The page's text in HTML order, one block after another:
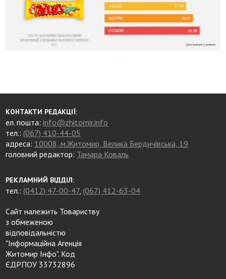
КОНТАКТИ РЕДАКЦІЇ:
ел. пошта:info@zhitomir.info
тел.: (067) 410-44-05
адреса: 10008, м.Житомир, Велика Бердичівська, 19
головний редактор: Тамара Коваль
РЕКЛАМНИЙ ВІДДІЛ:
тел.: (0412) 47-00-47, (067) 412-63-04
Сайт належить Товариству
з обмеженою
відповідальністю
"Інформаційна Агенція
Житомир Інфо". Код
ЄДРПОУ 33732896